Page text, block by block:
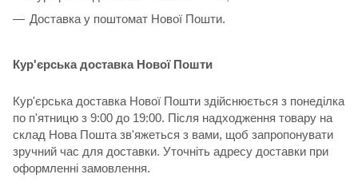
Доставка у поштомат Нової Пошти.
Кур'єрська доставка Нової Пошти
Кур'єрська доставка Нової Пошти здійснюється з понеділка
по п'ятницю з 9:00 до 19:00. Після надходження товару на
склад Нова Пошта зв'яжеться з вами, щоб запропонувати
зручний час для доставки. Уточніть адресу доставки при
оформленні замовлення.